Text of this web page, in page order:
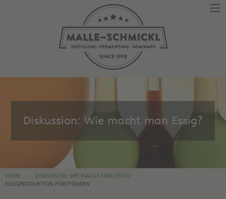
Diskussion: Wie macht man Essig?
HOME
DISKUSSION: WIE MACHT MAN ESSIG?
ESSIGPRODUKTION FORTFÜHREN